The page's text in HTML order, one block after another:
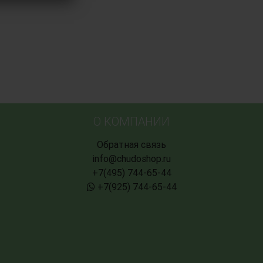
О КОМПАНИИ
Обратная связь
info@chudoshop.ru
+7(495) 744-65-44
+7(925) 744-65-44